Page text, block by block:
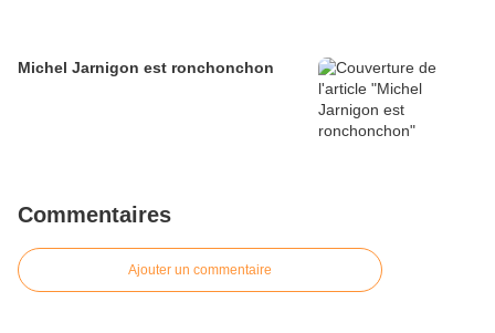
Michel Jarnigon est ronchonchon
Commentaires
Ajouter un commentaire